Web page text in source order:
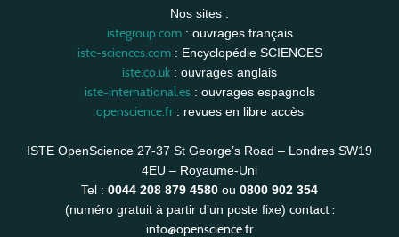
Nos sites :
istegroup.com: ouvrages français
iste-sciences.com: Encyclopédie SCIENCES
iste.co.uk : ouvrages anglais
iste-international.es: ouvrages espagnols
openscience.fr: revues en libre accès
ISTE OpenScience 27-37 St George’s Road – Londres SW19
4EU – Royaume-Uni
Tel : 0044 208 879 4580 ou 0800 902 354
(numéro gratuit à partir d’un poste fixe) contact :
info@openscience.fr